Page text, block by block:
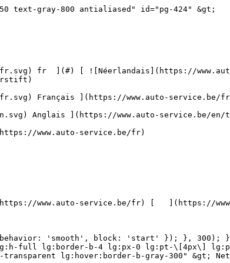
behavior: 'smooth', block: 'start' }); }, 300); }); }" class="relative z-30 flex items-center p-4 text-center text-gray-700 transition-colors duration-200 ease-out lg:h-full lg:border-b-4 lg:px-0 lg:pt-\[4px\] lg:pb-0 lg:text-xs lg:font-medium lg:text-gray-800 lg:focus:border-b-primary xl:text-sm 2xl:text-base lg:border-b-transparent lg:hover:border-b-gray-300" &gt; Bagages et transport      

 ](https://www.auto-service.be/fr/bagages-et-transport) **Bagages et transport** 

 [    ![Porte-vélos](https://www.auto-service.be/assets/media/25667/conversions/fietsendragers-navthumb.jpg)  

 Porte-vélos 

 ](https://www.auto-service.be/fr/bagages-et-transport/porte-velos) [    ![Coffres de toit](https://www.auto-service.be/assets/media/25666/conversions/dakkoffer-navthumb.jpg)  

 Coffres de toit 

 ](https://www.auto-service.be/fr/bagages-et-transport/coffres-de-toit) [    ![Porte-bagages de toit](https://www.auto-service.be/assets/media/25668/conversions/dakdrager-navthumb.jpg)  

 Porte-bagages de toit 

 ](https://www.auto-service.be/fr/bagages-et-transport/porte-bagages-de-toit) [    ![Accessoires de remorque](https://www.auto-service.be/assets/media/18910/conversions/aanhangwagen-accessoires-navthumb.jpg)  

 Accessoires de remorque 

 ](https://www.auto-service.be/fr/bagages-et-transport/accessoires-de-remorque) [    ![Éclairage de la remorque](https://www.auto-service.be/assets/media/18912/conversions/verlichting-aanhangwagen-navthumb.jpg)  

 Éclairage de la remorque 

 ](https://www.auto-service.be/fr/bagages-et-transport/eclairage-de-la-remorque) [    ![Feux de travail et feux de balisage](https://www.auto-service.be/assets/media/27547/conversions/werk-zwaailichten-navthumb.jpg)  

 Feux de travail et feux de balisage 

 ](https://www.auto-service.be/fr/bagages-et-transport/feux-de-travail-et-feux-de-balisage) [    ![Matériau des pneus](https://www.auto-service.be/assets/media/33955/conversions/bandenmateriaal-navthumb.jpg)  

 Matériau des pneus 

 ](https://www.auto-service.be/fr/bagages-et-transport/materiau-des-pneus) [    ![Coffres sur boule d'attelage](https://www.auto-service.be/assets/media/27537/conversions/trekhaak-koffers-navthumb.jpg)  

 Coffres sur boule d'attelage 

 ](https://www.auto-service.be/fr/bagages-et-transport/coffres-sur-boule-dattelage) [    ![Sécurité sur la route](https://www.auto-service.be/assets/media/28234/conversions/pech-onderweg-navthumb.jpg)  

 Sécurité sur la route 

 ](https://www.auto-service.be/fr/bagages-et-transport/securite-sur-la-route) 

 [ { setTimeout(() =&gt; { $refs.navitem350.scrollIntoView({ behavior: 'smooth', block: 'start' }); }, 300); }); }" class="relative z-30 flex items-center p-4 text-center text-gray-700 transition-colors duration-200 ease-out lg:h-full lg:border-b-4 lg:px-0 lg:pt-\[4px\]